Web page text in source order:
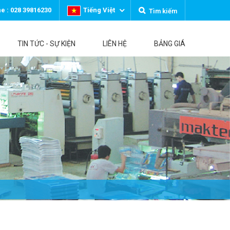
Tìm kiếm
Tiếng Việt
: 028 39816230
TIN TỨC - SỰ KIỆN LIÊN HỆ BẢNG GIÁ